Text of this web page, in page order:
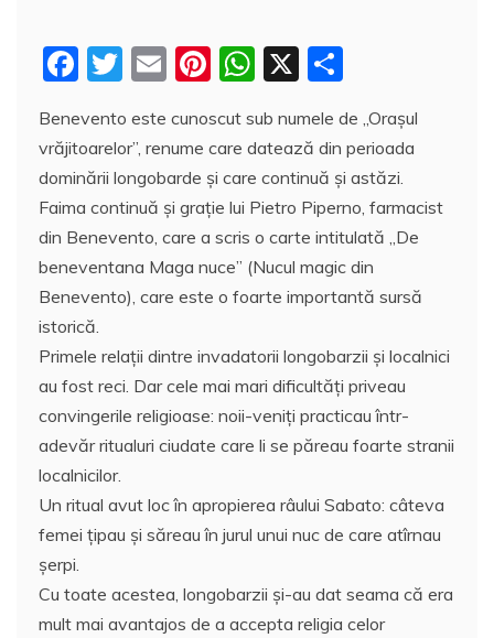
F
c
e
b
o
o
k
T
itt
er
E
ai
l
Pi
er
e
st
W
at
s
A
p
p
X
rt
aj
e
a
z
ă
Benevento este cunoscut sub numele de „Oraşul
vrăjitoarelor”, renume care datează din perioada
dominării longobarde şi care continuă şi astăzi.
Faima continuă şi graţie lui Pietro Piperno, farmacist
din Benevento, care a scris o carte intitulată „De
beneventana Maga nuce” (Nucul magic din
Benevento), care este o foarte importantă sursă
istorică.
Primele relaţii dintre invadatorii longobarzii şi localnici
au fost reci. Dar cele mai mari dificultăţi priveau
convingerile religioase: noii-veniţi practicau într-
adevăr ritualuri ciudate care li se păreau foarte stranii
localnicilor.
Un ritual avut loc în apropierea râului Sabato: câteva
femei ţipau şi săreau în jurul unui nuc de care atîrnau
şerpi.
Cu toate acestea, longobarzii şi-au dat seama că era
mult mai avantajos de a accepta religia celor